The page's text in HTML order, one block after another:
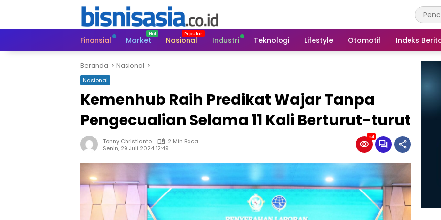
Finansial
Market Nasional Industri Teknologi Lifestyle Otomotif Indeks
Beranda Nasional
Nasional
Kemenhub Raih Predikat Wajar Tanpa
Pengecualian Selama 11 Kali Berturut-turut
Tonny Christianto
2 Min Baca
Senin, 29 Juli 2024 12:49
54